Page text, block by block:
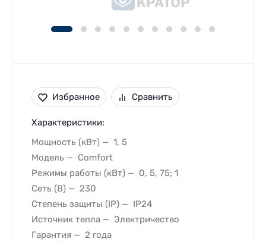
Избранное Сравнить
Характеристики:
Мощность (кВт)
1, 5
Модель
Comfort
Режимы работы (кВт)
0, 5, 75; 1
Сеть (В)
230
Степень защиты (IP)
IP24
Источник тепла
Электричество
Гарантия
2 года